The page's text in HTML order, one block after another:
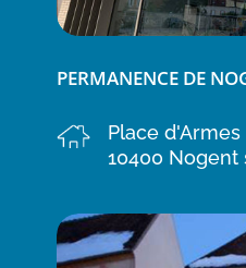
PERMANENCE DE
Place d'Armes
10400 Nogent